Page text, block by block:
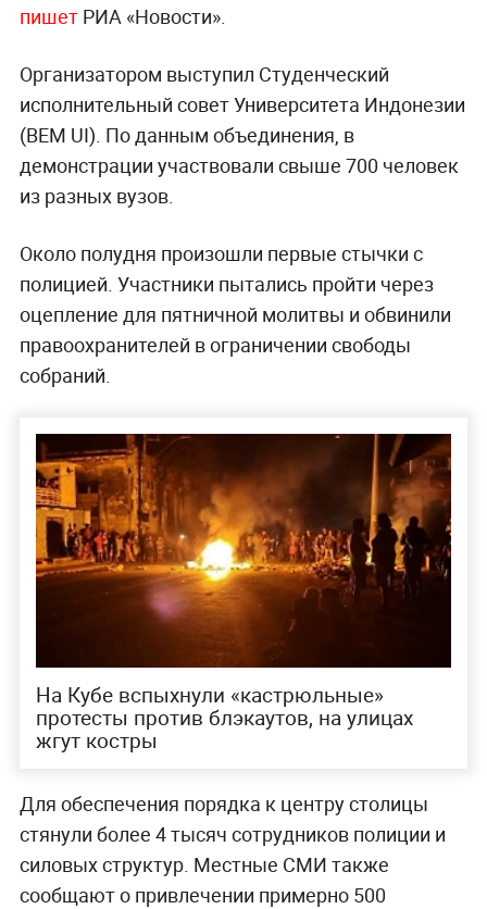
пишет РИА «Новости».
Организатором выступил Студенческий
исполнительный совет Университета Индонезии
(BEM UI). По данным объединения, в
демонстрации участвовали свыше 700 человек
из разных вузов.
Около полудня произошли первые стычки с
полицией. Участники пытались пройти через
оцепление для пятничной молитвы и обвинили
правоохранителей в ограничении свободы
собраний.
На Кубе вспыхнули «кастрюльные»
протесты против блэкаутов, на улицах
жгут костры
Для обеспечения порядка к центру столицы
стянули более 4 тысяч сотрудников полиции и
силовых структур. Местные СМИ также
сообщают о привлечении примерно 500